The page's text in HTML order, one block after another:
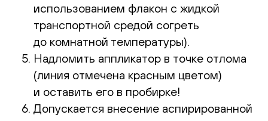
использованием флакон с жидкой
транспортной средой согреть
до комнатной температуры).
Надломить аппликатор в точке отлома
(линия отмечена красным цветом)
и оставить его в пробирке!
Допускается внесение аспирированной